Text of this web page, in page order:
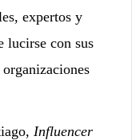
expertos y
lucirse con sus
Influencer